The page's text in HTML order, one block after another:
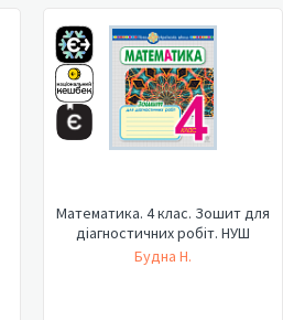
Математика. 4 клас. Зошит для
діагностичних робіт. НУШ
Будна Н.